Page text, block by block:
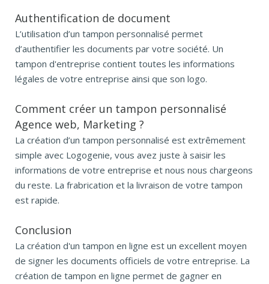
Authentification de document
L’utilisation d’un tampon personnalisé permet
d’authentifier les documents par votre société. Un
tampon d'entreprise contient toutes les informations
légales de votre entreprise ainsi que son logo.
Comment créer un tampon personnalisé
Agence web, Marketing ?
La création d’un tampon personnalisé est extrêmement
simple avec Logogenie, vous avez juste à saisir les
informations de votre entreprise et nous nous chargeons
du reste. La frabrication et la livraison de votre tampon
est rapide.
Conclusion
La création d'un tampon en ligne est un excellent moyen
de signer les documents officiels de votre entreprise. La
création de tampon en ligne permet de gagner en